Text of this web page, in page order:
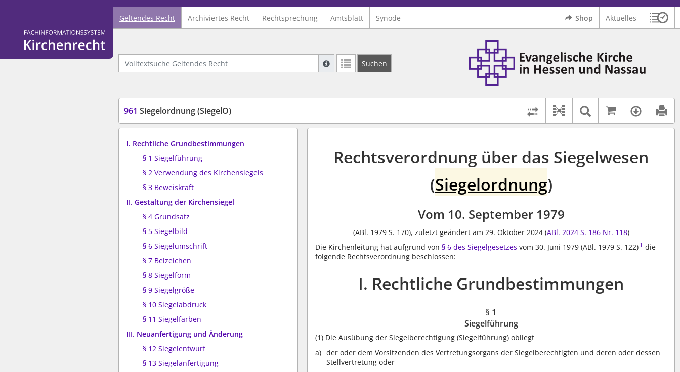
Logo Fachinformationssystem Kirchenrecht
Geltendes Recht Archiviertes Recht Rechtsprechung Amtsblatt Synode Shop Aktuelles
Volltextsuche Geltendes Recht
Suche mit Platzhalter "*", Bsp. Pfarrer*, findet auch: "Pfarrerinitiative" oder "Pfarrerausschuss".
Weitere Suchoperatoren finden Sie in unserer Hilfe.
Suchen
Logo Ev. Kirche in Hessen und Nassau
961 Siegelordnung (SiegelO)
Rechtsstände vergleichen
Dokument-Beziehungen
Textsuche im
Auf
I. Rechtliche Grundbestimmungen
§ 1 Siegelführung
§ 2 Verwendung des Kirchensiegels
§ 3 Beweiskraft
II. Gestaltung der Kirchensiegel
§ 4 Grundsatz
§ 5 Siegelbild
§ 6 Siegelumschrift
§ 7 Beizeichen
§ 8 Siegelform
§ 9 Siegelgröße
§ 10 Siegelabdruck
§ 11 Siegelfarben
III. Neuanfertigung und Änderung
§ 12 Siegelentwurf
§ 13 Siegelanfertigung
Rechtsverordnung über das Siegelwesen
(Siegelordnung)
Vom 10. September 1979
(ABl. 1979 S. 170), zuletzt geändert am 29. Oktober 2024 (ABl. 2024 S. 186 Nr. 118)
Die Kirchenleitung hat aufgrund von§ 6 des Siegelgesetzes vom 30. Juni 1979 (ABl. 1979 S. 122) 1 die
folgende Rechtsverordnung beschlossen:
I. Rechtliche Grundbestimmungen
§ 1
Siegelführung
(1) Die Ausübung der Siegelberechtigung (Siegelführung) obliegt
der oder dem Vorsitzenden des Vertretungsorgans der Siegelberechtigten und deren oder dessen
Stellvertretung oder